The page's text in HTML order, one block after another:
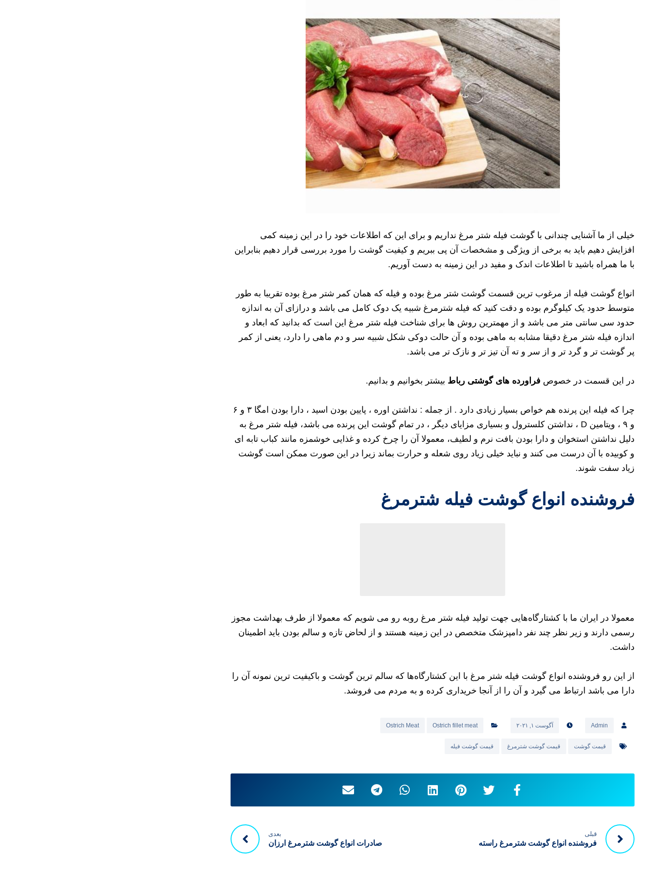
خیلی از ما آشنایی چندانی با گوشت فیله شتر مرغ نداریم و برای این که اطلاعات خود را در این زمینه کمی
افزایش دهیم باید به برخی از ویژگی و مشخصات آن پی ببریم و کیفیت گوشت را مورد بررسی قرار دهیم بنابراین
با ما همراه باشید تا اطلاعات اندک و مفید در این زمینه به دست آوریم.
انواع گوشت فیله از مرغوب ترین قسمت گوشت شتر مرغ بوده و فیله که همان کمر شتر مرغ بوده تقریبا به طور
متوسط حدود یک کیلوگرم بوده و دقت کنید که فیله شترمرغ شبیه یک دوک کامل می باشد و درازای آن به اندازه
حدود سی سانتی متر می باشد و از مهمترین روش ها برای شناخت فیله شتر مرغ این است که بدانید که ابعاد و
اندازه فیله شتر مرغ دقیقا مشابه به ماهی بوده و آن حالت دوکی شکل شبیه سر و دم ماهی را دارد، یعنی از کمر
پر گوشت تر و گرد تر و از سر و ته آن تیز تر و نازک تر می باشد.
در این قسمت در خصوص فراورده های گوشتی رباط بیشتر بخوانیم و بدانیم.
چرا که فیله این پرنده هم خواص بسیار زیادی دارد . از جمله : نداشتن اوره ، پایین بودن اسید ، دارا بودن امگا ۳ و ۶
و ۹ ، ویتامین D ، نداشتن کلسترول و بسیاری مزایای دیگر ، در تمام گوشت این پرنده می باشد، فیله شتر مرغ به
دلیل نداشتن استخوان و دارا بودن بافت نرم و لطیف، معمولا آن را چرخ کرده و غذایی خوشمزه مانند کباب تابه ای
و کوبیده با آن درست می کنند و نباید خیلی زیاد روی شعله و حرارت بماند زیرا در این صورت ممکن است گوشت
زیاد سفت شوند.
فروشنده انواع گوشت فیله شترمرغ
معمولا در ایران ما با کشتارگاه‌هایی جهت تولید فیله شتر مرغ روبه رو می شویم که معمولا از طرف بهداشت مجوز
داشت.